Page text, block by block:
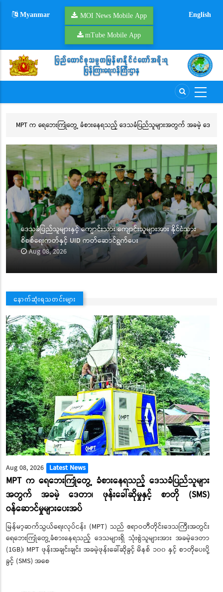
Myanmar MOI News Mobile App
mTube Mobile App
English
MPT က ရေဘေးကြုံတွေ့ ခံစားနေရသည့် ဒေသခံပြည်သူများအတွက် အခမဲ့ ဒေ
ဒေသခံပြည်သူများနှင့် ကျောင်းသား ကျောင်းသူများအား နိုင်ငံသား
စိစစ်ရေးကတ်နှင့် UID ကတ်ဆောင်ရွက်ပေး
Aug 08, 2026
နောက်ဆုံးရသတင်းများ
Aug 08, 2026 Latest News
MPT က ရေဘေးကြုံတွေ့ ခံစားနေရသည့် ဒေသခံပြည်သူများ
အတွက် အခမဲ့ ဒေတာ၊ ဖုန်းခေါ်ဆိုမှုနှင့် စာတို (SMS)
ဝန်ဆောင်မှုများပေးအပ်
မြန်မာ့ဆက်သွယ်ရေးလုပ်ငန်း (MPT) သည် ဧရာဝတီတိုင်းဒေသကြီးအတွင်း
ရေဘေးကြုံတွေ့ခံစားနေရသည့် ဒေသများရှိ သုံးစွဲသူများအား အခမဲ့ဒေတာ
(1GB)၊ MPT ဖုန်းအချင်းချင်း အခမဲ့ဖုန်းခေါ်ဆိုခွင့် မိနစ် ၁၀၀ နှင့် စာတိုပေးပို့
ခွင့် (SMS) အစေ